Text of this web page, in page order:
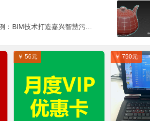
￥ 56元 ￥ 750元